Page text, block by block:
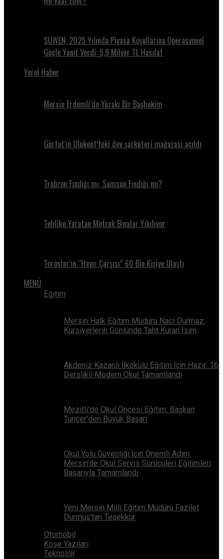
SUWEN, 2025 Yılında Piyasa Koşullarına Operasyonel
Güçle Yanıt Verdi: 5,9 Milyar TL Hasılat
Yerel Haber
Mersin Erdemli’de Yüzakı Bir Başhekim
Gürtat’ın Ulukent’teki dev şarküteri mağazası açıldı
Trabzon Fındığı mı, Samsun Fındığı mı?
Tehlike Yaratan Metruk Binalar Yıkılıyor
Toroslar’ın “Hayır Çarşısı” 60 Bin Kişiye Ulaştı
MENÜ
Eğitim
Mersin Halk Eğitim Müdürü Naci Durmaz:
Kursiyerlerin Gönlünde Taht Kuran İsim
Akdeniz Kazanlı İlkokulu Eğitim İçin Hazır: 16
Derslikli Modern Okul Tamamlandı
Mezitli’de Okul Öncesi Eğitim: Başkan
Tuncer’den Büyük Başarı
Okul Yolu Güvenliği İçin Önemli Adım:
Mersin’de Okul Servis Sürücüleri Eğitimleri
Başarıyla Tamamlandı
Yeni Mersin Milli Eğitim Müdürü Fazilet
Durmuş’tan Teşekkür
Otomobil
Köşe Yazıları
Teknoloji